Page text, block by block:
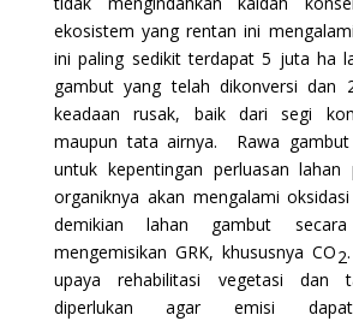
ekosistem yang rentan ini
ini paling sedikit terdapat 5 juta ha
gambut yang telah dikonversi dan
keadaan rusak, baik dari segi
maupun tata airnya. Rawa gambut
untuk kepentingan perluasan lahan
organiknya akan mengalami
demikian lahan gambut secara
mengemisikan GRK, khususnya CO2
upaya rehabilitasi vegetasi dan
diperlukan agar emisi dapat